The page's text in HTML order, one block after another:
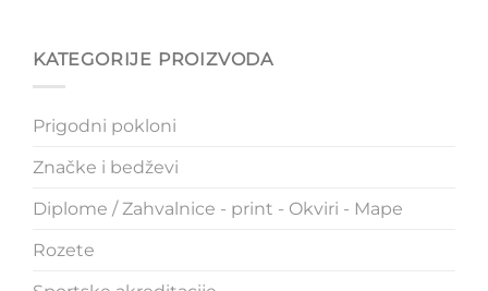
KATEGORIJE PROIZVODA
Prigodni pokloni
Značke i bedževi
Diplome / Zahvalnice - print - Okviri - Mape
Rozete